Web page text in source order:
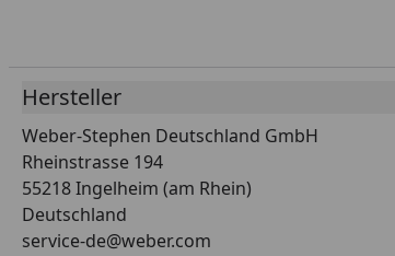
Hersteller
Weber-Stephen Deutschland GmbH
Rheinstrasse 194
55218 Ingelheim (am Rhein)
Deutschland
service-de@weber.com